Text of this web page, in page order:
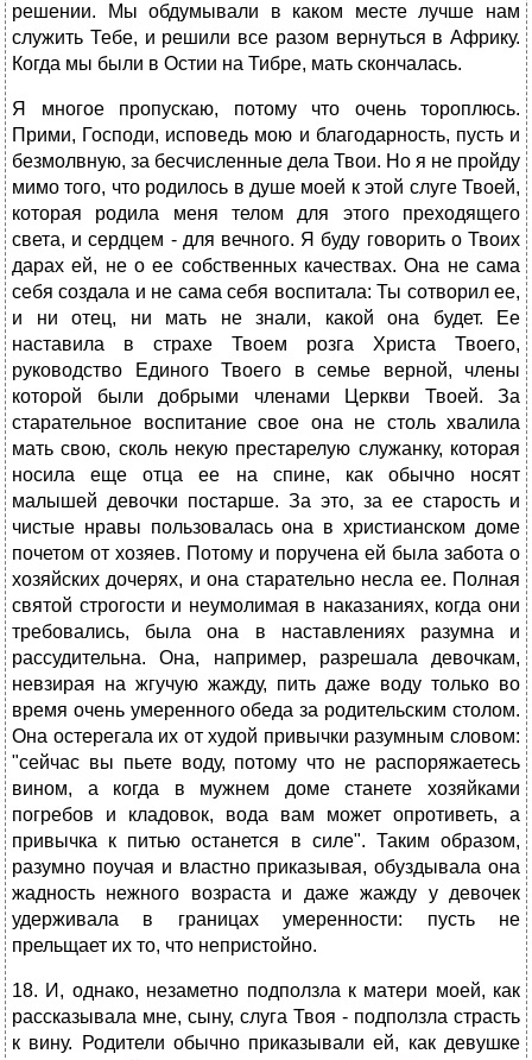
решении. Мы обдумывали в каком месте лучше нам
служить Тебе, и решили все разом вернуться в Африку.
Когда мы были в Остии на Тибре, мать скончалась.
Я многое пропускаю, потому что очень тороплюсь.
Прими, Господи, исповедь мою и благодарность, пусть и
безмолвную, за бесчисленные дела Твои. Но я не пройду
мимо того, что родилось в душе моей к этой слуге Твоей,
которая родила меня телом для этого преходящего
света, и сердцем - для вечного. Я буду говорить о Твоих
дарах ей, не о ее собственных качествах. Она не сама
себя создала и не сама себя воспитала: Ты сотворил ее,
и ни отец, ни мать не знали, какой она будет. Ее
наставила в страхе Твоем розга Христа Твоего,
руководство Единого Твоего в семье верной, члены
которой были добрыми членами Церкви Твоей. За
старательное воспитание свое она не столь хвалила
мать свою, сколь некую престарелую служанку, которая
носила еще отца ее на спине, как обычно носят
малышей девочки постарше. За это, за ее старость и
чистые нравы пользовалась она в христианском доме
почетом от хозяев. Потому и поручена ей была забота о
хозяйских дочерях, и она старательно несла ее. Полная
святой строгости и неумолимая в наказаниях, когда они
требовались, была она в наставлениях разумна и
рассудительна. Она, например, разрешала девочкам,
невзирая на жгучую жажду, пить даже воду только во
время очень умеренного обеда за родительским столом.
Она остерегала их от худой привычки разумным словом:
"сейчас вы пьете воду, потому что не распоряжаетесь
вином, а когда в мужнем доме станете хозяйками
погребов и кладовок, вода вам может опротиветь, а
привычка к питью останется в силе". Таким образом,
разумно поучая и властно приказывая, обуздывала она
жадность нежного возраста и даже жажду у девочек
удерживала в границах умеренности: пусть не
прельщает их то, что непристойно.
18. И, однако, незаметно подползла к матери моей, как
рассказывала мне, сыну, слуга Твоя - подползла страсть
к вину. Родители обычно приказывали ей, как девушке